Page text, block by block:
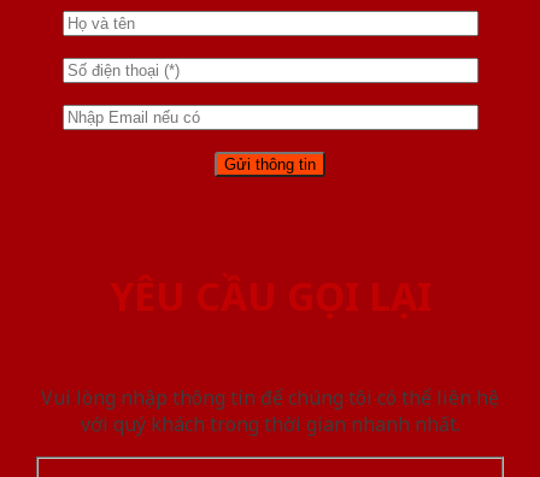
YÊU CẦU GỌI LẠI
Vui lòng nhập thông tin để chúng tôi có thể liên hệ
với quý khách trong thời gian nhanh nhất.